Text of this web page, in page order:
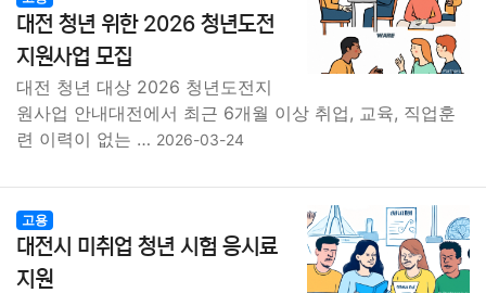
대전 청년 위한 2026 청년도전
지원사업 모집
대전 청년 대상 2026 청년도전지
원사업 안내대전에서 최근 6개월 이상 취업, 교육, 직업훈
련 이력이 없는 … 2026-03-24
고용
대전시 미취업 청년 시험 응시료
지원